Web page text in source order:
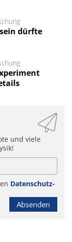
dürfte
und viele
Datenschutz-
Absenden